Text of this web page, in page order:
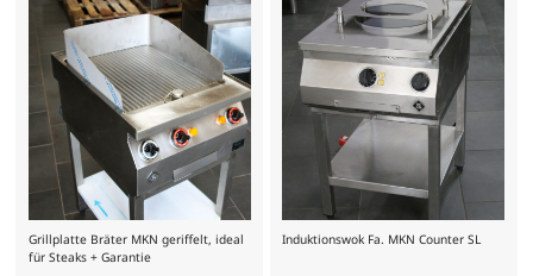
Grillplatte Bräter MKN geriffelt, ideal
für Steaks + Garantie
Induktionswok Fa. MKN Counter SL